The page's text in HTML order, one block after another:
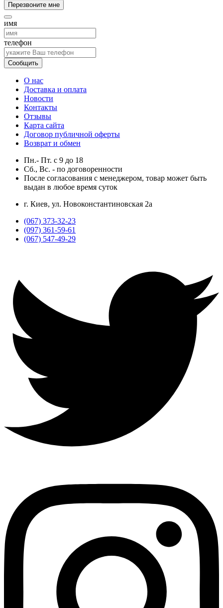
Перезвоните мне
имя
телефон
Сообщить
О нас
Доставка и оплата
Новости
Контакты
Отзывы
Карта сайта
Договор публичной оферты
Возврат и обмен
Пн.- Пт. с 9 до 18
Сб., Вс. - по договоренности
После согласования с менеджером, товар может быть
выдан в любое время суток
г. Киев, ул. Новоконстантиновская 2а
(067) 373-32-23
(097) 361-59-61
(067) 547-49-29